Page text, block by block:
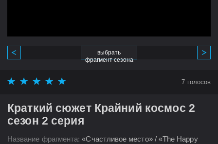
выбрать
фрагмент сезона
7 голосов
Краткий сюжет Крайний космос 2
сезон 2 серия
Название фрагмента:«Счастливое место» / «The Happy